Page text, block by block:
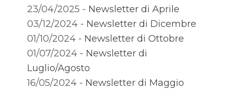
23/04/2025 - Newsletter di Aprile
03/12/2024 - Newsletter di Dicembre
01/10/2024 - Newsletter di Ottobre
01/07/2024 - Newsletter di
Luglio/Agosto
16/05/2024 - Newsletter di Maggio